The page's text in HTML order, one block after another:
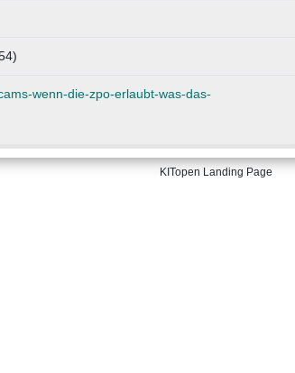
wenn-die-zpo-erlaubt-was-das-
KITopen Landing Page